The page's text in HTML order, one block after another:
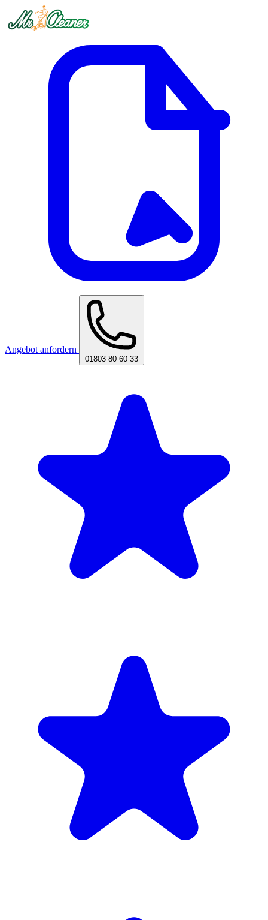
Angebot anfordern
01803 80 60 33